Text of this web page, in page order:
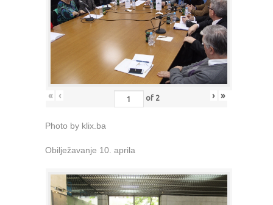
« ‹ of 2 › »
Photo by klix.ba
Obilježavanje 10. aprila